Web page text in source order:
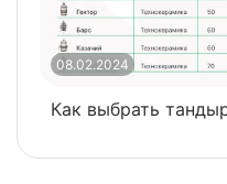
08.02.2024
Как выбрать